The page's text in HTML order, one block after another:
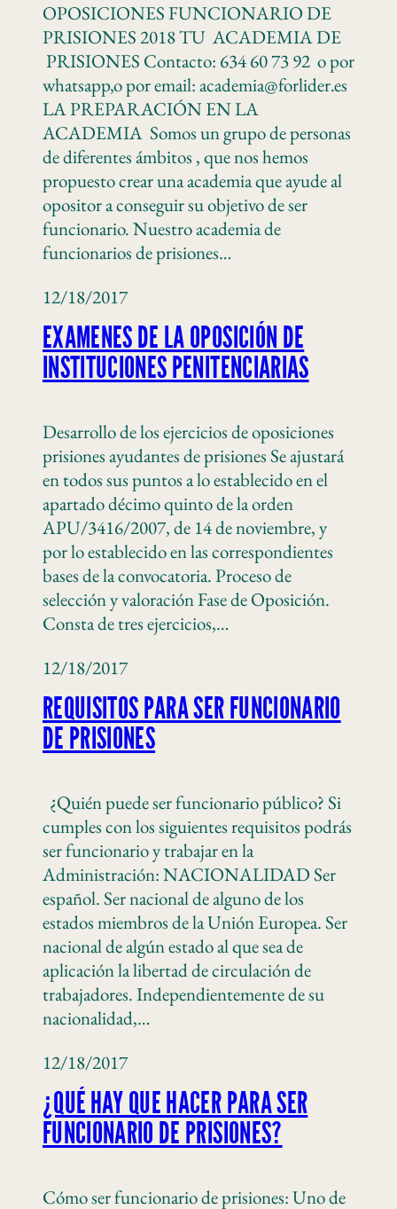
OPOSICIONES FUNCIONARIO DE
PRISIONES 2018 TU ACADEMIA DE
PRISIONES Contacto: 634 60 73 92 o por
whatsapp,o por email: academia@forlider.es
LA PREPARACIÓN EN LA
ACADEMIA Somos un grupo de personas
de diferentes ámbitos , que nos hemos
propuesto crear una academia que ayude al
opositor a conseguir su objetivo de ser
funcionario. Nuestro academia de
funcionarios de prisiones…
12/18/2017
EXAMENES DE LA OPOSICIÓN DE
INSTITUCIONES PENITENCIARIAS
Desarrollo de los ejercicios de oposiciones
prisiones ayudantes de prisiones Se ajustará
en todos sus puntos a lo establecido en el
apartado décimo quinto de la orden
APU/3416/2007, de 14 de noviembre, y
por lo establecido en las correspondientes
bases de la convocatoria. Proceso de
selección y valoración Fase de Oposición.
Consta de tres ejercicios,…
12/18/2017
REQUISITOS PARA SER FUNCIONARIO
DE PRISIONES
¿Quién puede ser funcionario público? Si
cumples con los siguientes requisitos podrás
ser funcionario y trabajar en la
Administración: NACIONALIDAD Ser
español. Ser nacional de alguno de los
estados miembros de la Unión Europea. Ser
nacional de algún estado al que sea de
aplicación la libertad de circulación de
trabajadores. Independientemente de su
nacionalidad,…
12/18/2017
¿QUÉ HAY QUE HACER PARA SER
FUNCIONARIO DE PRISIONES?
Cómo ser funcionario de prisiones: Uno de